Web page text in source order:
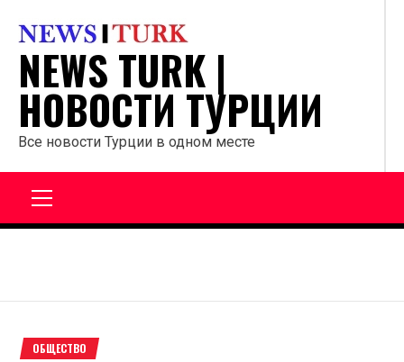
содержанию
NEWS TURK |
НОВОСТИ ТУРЦИИ
Все новости Турции в одном месте
ОБЩЕСТВО